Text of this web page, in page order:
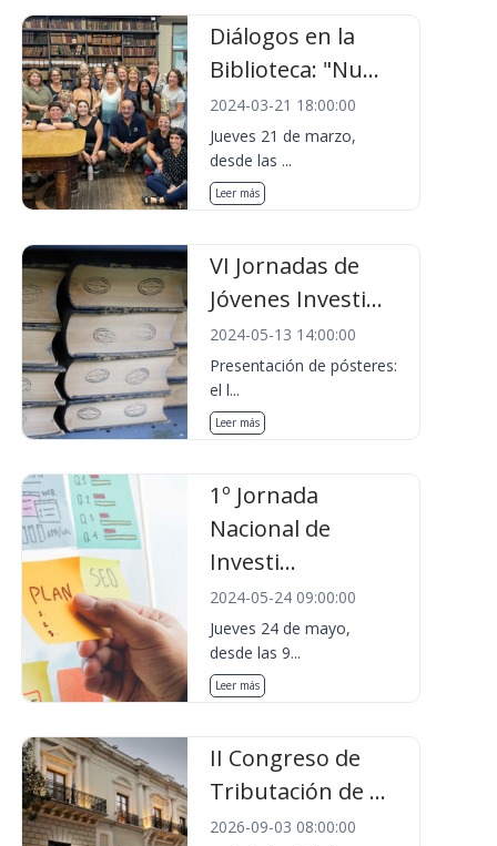
Diálogos en la
Biblioteca: "Nu...
2024-03-21 18:00:00
Jueves 21 de marzo,
desde las ...
Leer más
VI Jornadas de
Jóvenes Investi...
2024-05-13 14:00:00
Presentación de pósteres:
el l...
Leer más
1º Jornada
Nacional de
Investi...
2024-05-24 09:00:00
Jueves 24 de mayo,
desde las 9...
Leer más
II Congreso de
Tributación de ...
2026-09-03 08:00:00